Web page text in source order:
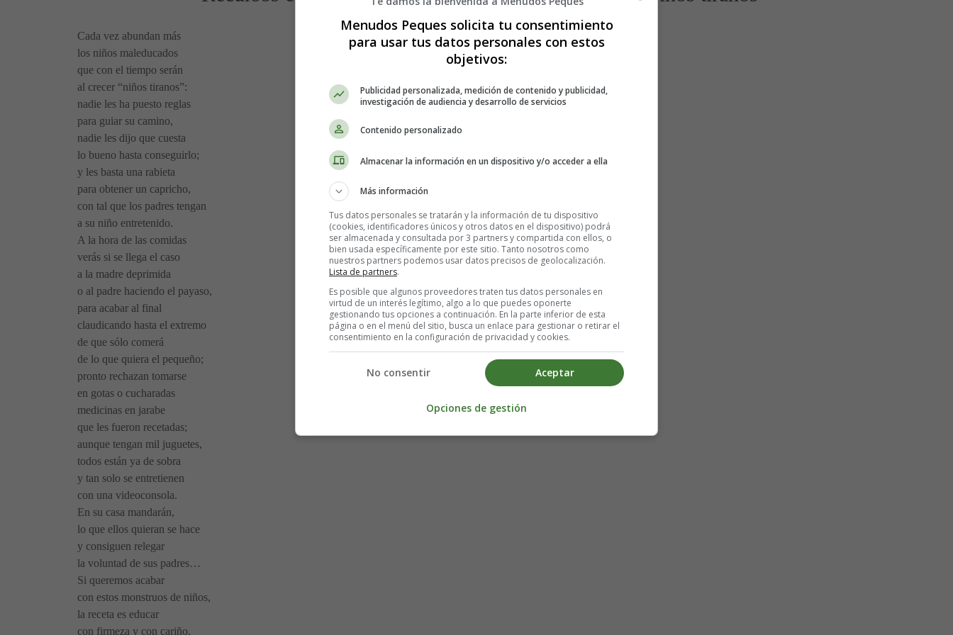
Cada vez abundan más
los niños maleducados
que con el tiempo serán
al crecer “niños tiranos”:
nadie les ha puesto reglas
para guiar su camino,
nadie les dijo que cuesta
lo bueno hasta conseguirlo;
y les basta una rabieta
para obtener un capricho,
con tal que los padres tengan
a su niño entretenido.
A la hora de las comidas
verás si se llega el caso
a la madre deprimida
o al padre haciendo el payaso,
para acabar al final
claudicando hasta el extremo
de que sólo comerá
de lo que quiera el pequeño;
pronto rechazan tomarse
en gotas o cucharadas
medicinas en jarabe
que les fueron recetadas;
aunque tengan mil juguetes,
todos están ya de sobra
y tan solo se entretienen
con una videoconsola.
En su casa mandarán,
lo que ellos quieran se hace
y consiguen relegar
la voluntad de sus padres…
Si queremos acabar
con estos monstruos de niños,
la receta es educar
con firmeza y con cariño,
Menudos Peques solicita tu consentimiento
para usar tus datos personales con estos
objetivos:
Publicidad personalizada, medición de contenido y publicidad,
investigación de audiencia y desarrollo de servicios
Contenido personalizado
Almacenar la información en un dispositivo y/o acceder a ella
Más información
Tus datos personales se tratarán y la información de tu dispositivo
(cookies, identificadores únicos y otros datos en el dispositivo) podrá
ser almacenada y consultada por 3 partners y compartida con ellos, o
bien usada específicamente por este sitio. Tanto nosotros como
nuestros partners podemos usar datos precisos de geolocalización.
Lista de partners.
Es posible que algunos proveedores traten tus datos personales en
virtud de un interés legítimo, algo a lo que puedes oponerte
gestionando tus opciones a continuación. En la parte inferior de esta
página o en el menú del sitio, busca un enlace para gestionar o retirar el
consentimiento en la configuración de privacidad y cookies.
Aceptar
No consentir
Opciones de gestión